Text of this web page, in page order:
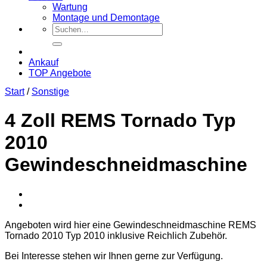
Wartung
Montage und Demontage
Suche
nach:
Ankauf
TOP Angebote
Start / Sonstige
4 Zoll REMS Tornado Typ
2010
Gewindeschneidmaschine
Angeboten wird hier eine Gewindeschneidmaschine REMS
Tornado 2010 Typ 2010 inklusive Reichlich Zubehör.
Bei Interesse stehen wir Ihnen gerne zur Verfügung.